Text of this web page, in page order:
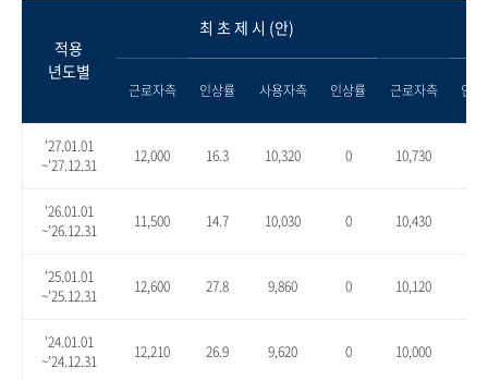
적용
년도별
최 초 제 시 (안)
근로자측 인상률 사용자측 인상률 근로자측 인
'27.01.01
~'27.12.31
12,000 16.3 10,320 0 10,730
'26.01.01
~'26.12.31
11,500 14.7 10,030 0 10,430
'25.01.01
~'25.12.31
12,600 27.8 9,860 0 10,120
'24.01.01
~'24.12.31
12,210 26.9 9,620 0 10,000